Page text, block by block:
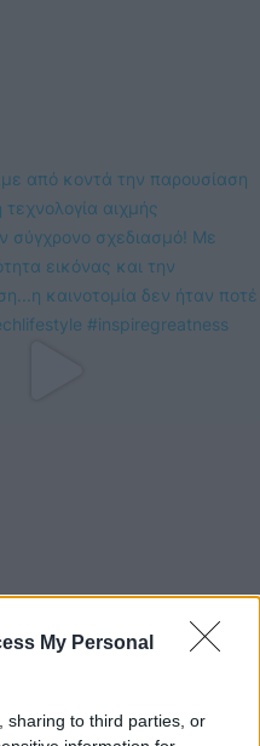
My Personal
sharing to third parties, or